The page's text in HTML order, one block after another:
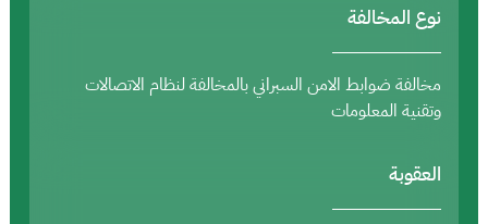
نوع المخالفة
مخالفة ضوابط الامن السبراني بالمخالفة لنظام الاتصالات
وتقنية المعلومات
العقوبة